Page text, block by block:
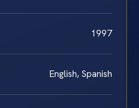
1997
English, Spanish